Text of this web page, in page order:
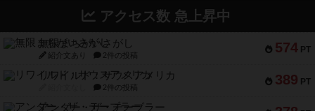
アクセス数 急上昇中
574 PT
無限まちがいさがし
紹介文あり 2件の投稿
389 PT
リワイルド：サウスアメリカ
2件の投稿
アンダー・ザ・テーブラー